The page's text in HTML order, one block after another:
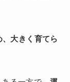
大きく育てら